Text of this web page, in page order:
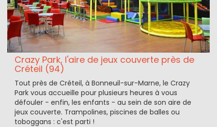
Crazy Park, l'aire de jeux couverte près de
Créteil (94)
Tout près de Créteil, à Bonneuil-sur-Marne, le Crazy
Park vous accueille pour plusieurs heures à vous
défouler - enfin, les enfants - au sein de son aire de
jeux couverte. Trampolines, piscines de balles ou
toboggans : c'est parti !